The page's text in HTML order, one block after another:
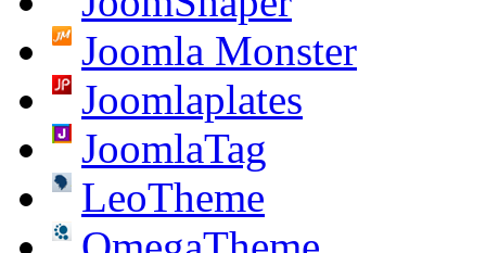
Joomla Monster
Joomlaplates
JoomlaTag
LeoTheme